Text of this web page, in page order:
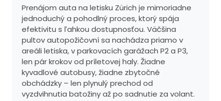
Prenájom auta na letisku Zürich je mimoriadne
jednoduchý a pohodlný proces, ktorý spája
efektivitu s ľahkou dostupnosťou. Väčšina
pultov autopožičovní sa nachádza priamo v
areáli letiska, v parkovacích garážach P2 a P3,
len pár krokov od príletovej haly. Žiadne
kyvadlové autobusy, žiadne zbytočné
obchádzky – len plynulý prechod od
vyzdvihnutia batožiny až po sadnutie za volant.